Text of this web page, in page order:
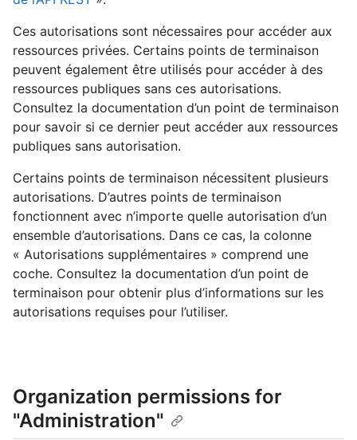
Ces autorisations sont nécessaires pour accéder aux
ressources privées. Certains points de terminaison
peuvent également être utilisés pour accéder à des
ressources publiques sans ces autorisations.
Consultez la documentation d’un point de terminaison
pour savoir si ce dernier peut accéder aux ressources
publiques sans autorisation.
Certains points de terminaison nécessitent plusieurs
autorisations. D’autres points de terminaison
fonctionnent avec n’importe quelle autorisation d’un
ensemble d’autorisations. Dans ce cas, la colonne
« Autorisations supplémentaires » comprend une
coche. Consultez la documentation d’un point de
terminaison pour obtenir plus d’informations sur les
autorisations requises pour l’utiliser.
Organization permissions for
"Administration"